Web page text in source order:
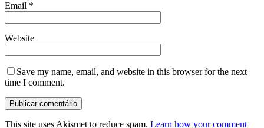
Email *
Website
Save my name, email, and website in this browser for the next
time I comment.
This site uses Akismet to reduce spam. Learn how your comment